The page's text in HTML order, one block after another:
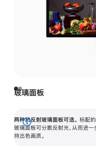
玻璃面板
两种抗反射玻璃面板可选。 标配
玻璃面板可分散反射光，从而进
持出色画质。
展
开